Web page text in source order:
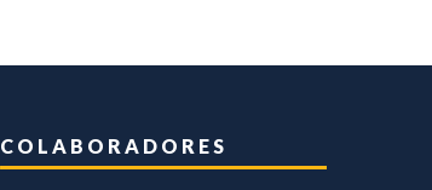
COLABORADORES